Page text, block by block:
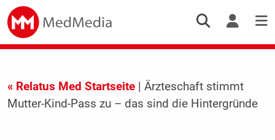
« Relatus Med Startseite| Ärzteschaft stimmt
Mutter-Kind-Pass zu – das sind die Hintergründe